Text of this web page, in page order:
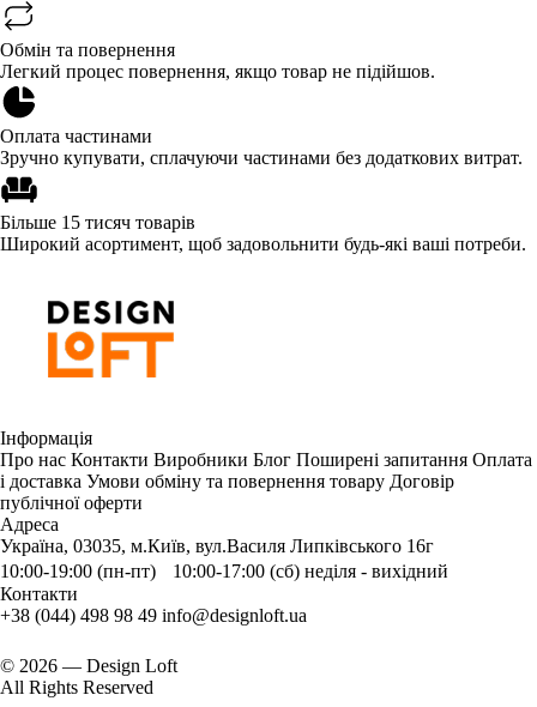
Обмін та повернення
Легкий процес повернення, якщо товар не підійшов.
Оплата частинами
Зручно купувати, сплачуючи частинами без додаткових витрат.
Більше 15 тисяч товарів
Широкий асортимент, щоб задовольнити будь-які ваші потреби.
Інформація
Про нас Контакти Виробники Блог Поширені запитання Оплата
і доставка Умови обміну та повернення товару Договір
публічної оферти
Адреса
Україна, 03035, м.Київ, вул.Василя Липківського 16г
10:00-19:00 (пн-пт) 10:00-17:00 (сб) неділя - вихідний
Контакти
+38 (044) 498 98 49 info@designloft.ua
© 2026 — Design Loft
All Rights Reserved